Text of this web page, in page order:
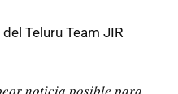
Teluru Team JIR
noticia posible para